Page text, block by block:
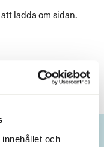
och
ladda om sidan.